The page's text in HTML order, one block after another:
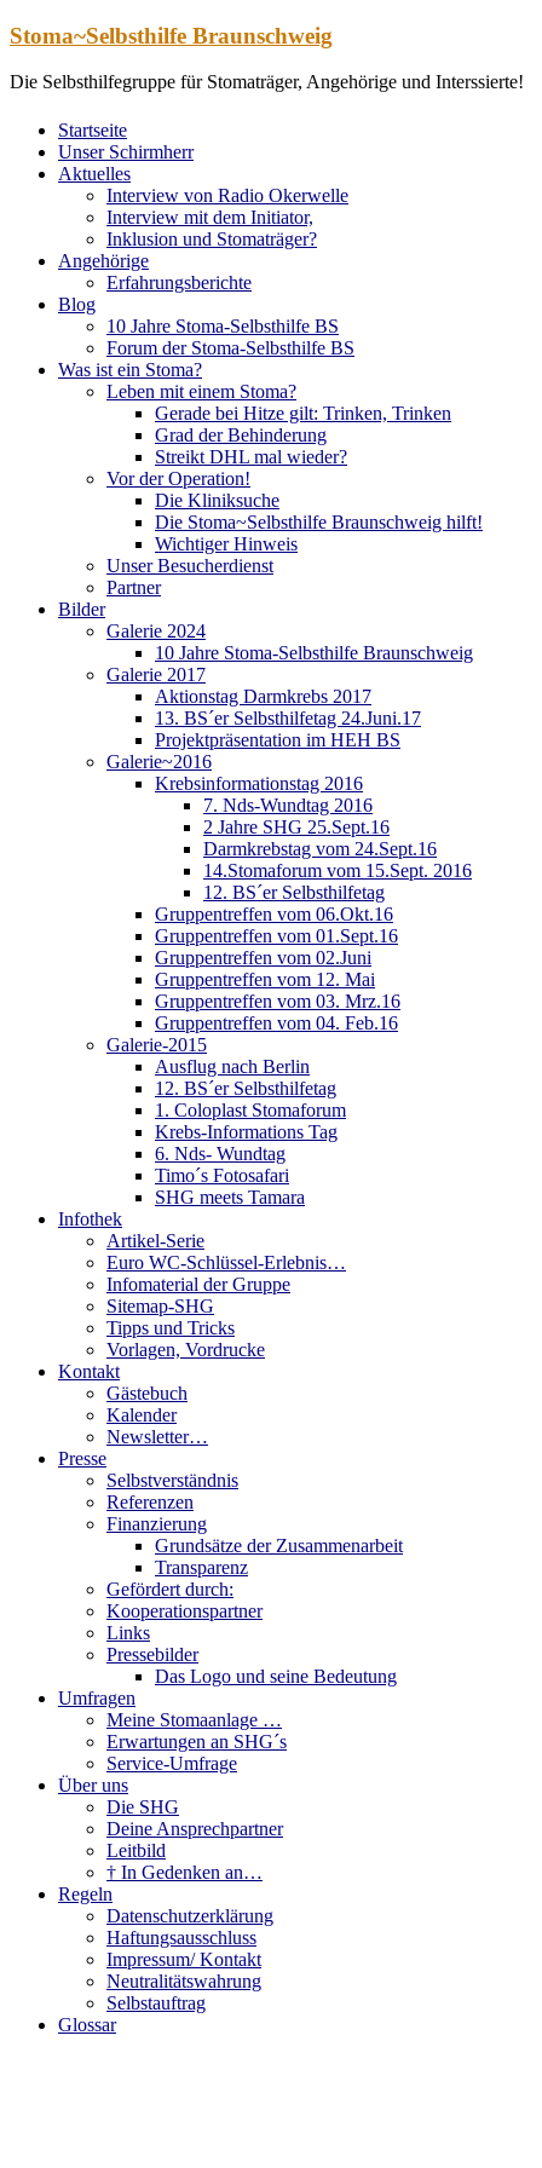
Zum
springen
Stoma~Selbsthilfe Braunschweig
Die Selbsthilfegruppe für Stomaträger, Angehörige und Interssierte!
Startseite
Unser Schirmherr
Aktuelles
Interview von Radio Okerwelle
Interview mit dem Initiator,
Inklusion und Stomaträger?
Angehörige
Erfahrungsberichte
Blog
10 Jahre Stoma-Selbsthilfe BS
Forum der Stoma-Selbsthilfe BS
Was ist ein Stoma?
Leben mit einem Stoma?
Gerade bei Hitze gilt: Trinken, Trinken
Grad der Behinderung
Streikt DHL mal wieder?
Vor der Operation!
Die Kliniksuche
Die Stoma~Selbsthilfe Braunschweig hilft!
Wichtiger Hinweis
Unser Besucherdienst
Partner
Bilder
Galerie 2024
10 Jahre Stoma-Selbsthilfe Braunschweig
Galerie 2017
Aktionstag Darmkrebs 2017
13. BS´er Selbsthilfetag 24.Juni.17
Projektpräsentation im HEH BS
Galerie~2016
Krebsinformationstag 2016
7. Nds-Wundtag 2016
2 Jahre SHG 25.Sept.16
Darmkrebstag vom 24.Sept.16
14.Stomaforum vom 15.Sept. 2016
12. BS´er Selbsthilfetag
Gruppentreffen vom 06.Okt.16
Gruppentreffen vom 01.Sept.16
Gruppentreffen vom 02.Juni
Gruppentreffen vom 12. Mai
Gruppentreffen vom 03. Mrz.16
Gruppentreffen vom 04. Feb.16
Galerie-2015
Ausflug nach Berlin
12. BS´er Selbsthilfetag
1. Coloplast Stomaforum
Krebs-Informations Tag
6. Nds- Wundtag
Timo´s Fotosafari
SHG meets Tamara
Infothek
Artikel-Serie
Euro WC-Schlüssel-Erlebnis…
Infomaterial der Gruppe
Sitemap-SHG
Tipps und Tricks
Vorlagen, Vordrucke
Kontakt
Gästebuch
Kalender
Newsletter…
Presse
Selbstverständnis
Referenzen
Finanzierung
Grundsätze der Zusammenarbeit
Transparenz
Gefördert durch:
Kooperationspartner
Links
Pressebilder
Das Logo und seine Bedeutung
Umfragen
Meine Stomaanlage …
Erwartungen an SHG´s
Service-Umfrage
Über uns
Die SHG
Deine Ansprechpartner
Leitbild
† In Gedenken an…
Regeln
Datenschutzerklärung
Haftungsausschluss
Impressum/ Kontakt
Neutralitätswahrung
Selbstauftrag
Glossar